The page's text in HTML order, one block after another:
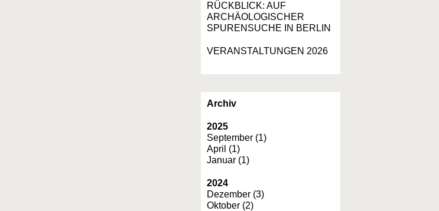
RÜCKBLICK: AUF
ARCHÄOLOGISCHER
SPURENSUCHE IN BERLIN
VERANSTALTUNGEN 2026
Archiv
2025
September (1)
April (1)
Januar (1)
2024
Dezember (3)
Oktober (2)